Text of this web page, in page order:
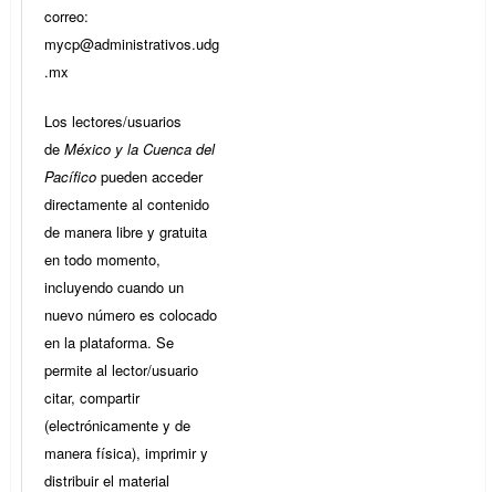
correo:
mycp@administrativos.udg
.mx
Los lectores/usuarios
de México y la Cuenca del
Pacífico pueden acceder
directamente al contenido
de manera libre y gratuita
en todo momento,
incluyendo cuando un
nuevo número es colocado
en la plataforma. Se
permite al lector/usuario
citar, compartir
(electrónicamente y de
manera física), imprimir y
distribuir el material